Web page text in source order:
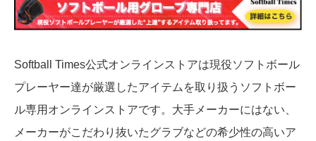
Softball Times公式オンラインストアは現役ソフトボール
プレーヤー達が厳選したアイテムを取り扱うソフトボー
ル専用オンラインストアです。大手メーカーにはない、
メーカーがこだわり抜いたグラブなどの希少性の高いア